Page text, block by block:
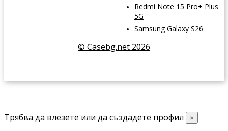
Redmi Note 15 Pro+ Plus
5G
Samsung Galaxy S26
© Casebg.net 2026
Трябва да влезете или да създадете профил ×